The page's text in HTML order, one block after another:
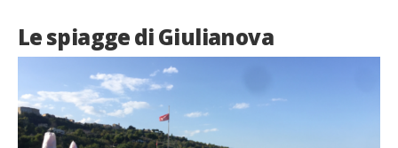
Le spiagge di Giulianova